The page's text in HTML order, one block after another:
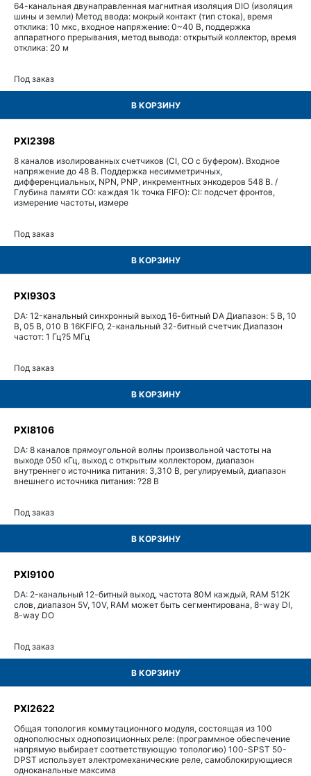
64-канальная двунаправленная магнитная изоляция DIO (изоляция
шины и земли) Метод ввода: мокрый контакт (тип стока), время
отклика: 10 мкс, входное напряжение: 0~40 В, поддержка
аппаратного прерывания, метод вывода: открытый коллектор, время
отклика: 20 м
Под заказ
В КОРЗИНУ
PXI2398
8 каналов изолированных счетчиков (CI, CO с буфером). Входное
напряжение до 48 В. Поддержка несимметричных,
дифференциальных, NPN, PNP, инкрементных энкодеров 548 В. /
Глубина памяти CO: каждая 1k точка FIFO): CI: подсчет фронтов,
измерение частоты, измере
Под заказ
В КОРЗИНУ
PXI9303
DA: 12-канальный синхронный выход 16-битный DA Диапазон: 5 В, 10
В, 05 В, 010 В 16KFIFO, 2-канальный 32-битный счетчик Диапазон
частот: 1 Гц?5 МГц
Под заказ
В КОРЗИНУ
PXI8106
DA: 8 каналов прямоугольной волны произвольной частоты на
выходе 050 кГц, выход с открытым коллектором, диапазон
внутреннего источника питания: 3,310 В, регулируемый, диапазон
внешнего источника питания: ?28 В
Под заказ
В КОРЗИНУ
PXI9100
DA: 2-канальный 12-битный выход, частота 80M каждый, RAM 512K
слов, диапазон 5V, 10V, RAM может быть сегментирована, 8-way DI,
8-way DO
Под заказ
В КОРЗИНУ
PXI2622
Общая топология коммутационного модуля, состоящая из 100
однополюсных однопозиционных реле: (программное обеспечение
напрямую выбирает соответствующую топологию) 100-SPST 50-
DPST использует электромеханические реле, самоблокирующиеся
одноканальные максима